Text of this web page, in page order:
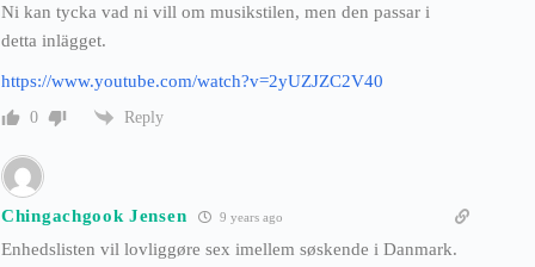
Ni kan tycka vad ni vill om musikstilen, men den passar i
detta inlägget.
https://www.youtube.com/watch?v=2yUZJZC2V40
0 Reply
Chingachgook Jensen 9 years ago
Enhedslisten vil lovliggøre sex imellem søskende i Danmark.